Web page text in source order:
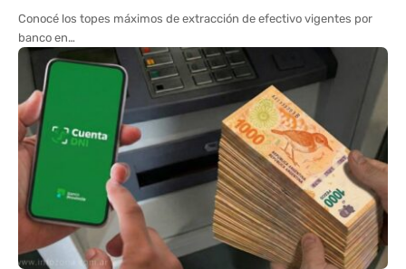
Conocé los topes máximos de extracción de efectivo vigentes por
banco en…